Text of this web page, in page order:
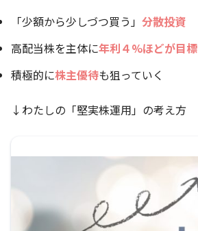
「少額から少しづつ買う」 分散投資
高配当株を主体に年利４%ほどが目標
積極的に株主優待も狙っていく
↓わたしの「堅実株運用」の考え方